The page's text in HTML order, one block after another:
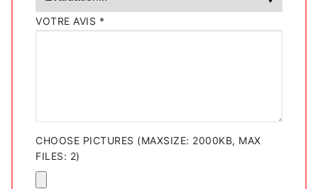
VOTRE AVIS *
CHOOSE PICTURES (MAXSIZE: 2000KB, MAX
FILES: 2)